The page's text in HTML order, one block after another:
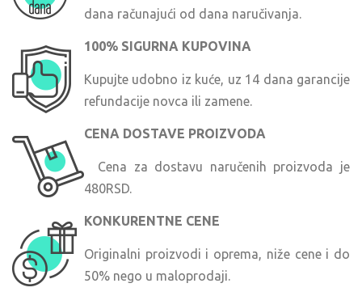
dana računajući od dana naručivanja.
100% SIGURNA KUPOVINA
Kupujte udobno iz kuće, uz 14 dana garancije
refundacije novca ili zamene.
CENA DOSTAVE PROIZVODA
Cena za dostavu naručenih proizvoda je
480RSD.
KONKURENTNE CENE
Originalni proizvodi i oprema, niže cene i do
50% nego u maloprodaji.